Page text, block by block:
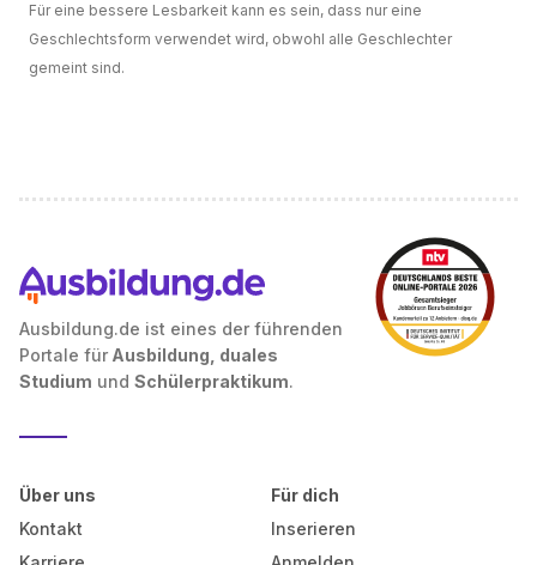
Für eine bessere Lesbarkeit kann es sein, dass nur eine
Geschlechtsform verwendet wird, obwohl alle Geschlechter
gemeint sind.
Ausbildung.de ist eines der führenden
Portale für Ausbildung, duales
Studium und Schülerpraktikum.
Über uns
Kontakt
Für dich
Inserieren